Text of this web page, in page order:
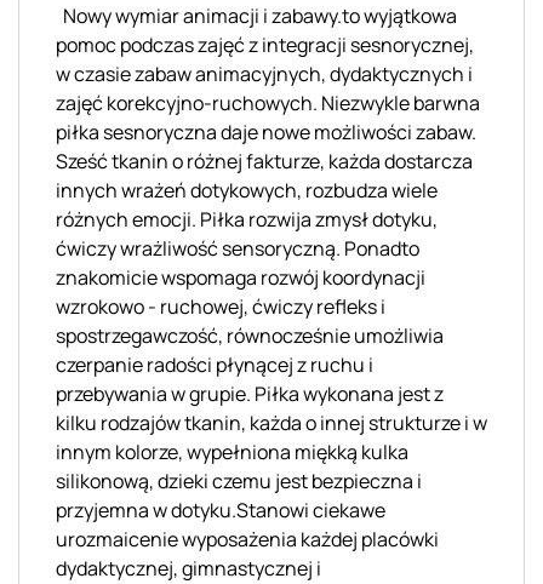
Nowy wymiar animacji i zabawy.to wyjątkowa
pomoc podczas zajęć z integracji sesnorycznej,
w czasie zabaw animacyjnych, dydaktycznych i
zajęć korekcyjno-ruchowych. Niezwykle barwna
piłka sesnoryczna daje nowe możliwości zabaw.
Sześć tkanin o różnej fakturze, każda dostarcza
innych wrażeń dotykowych, rozbudza wiele
różnych emocji. Piłka rozwija zmysł dotyku,
ćwiczy wrażliwość sensoryczną. Ponadto
znakomicie wspomaga rozwój koordynacji
wzrokowo - ruchowej, ćwiczy refleks i
spostrzegawczość, równocześnie umożliwia
czerpanie radości płynącej z ruchu i
przebywania w grupie. Piłka wykonana jest z
kilku rodzajów tkanin, każda o innej strukturze i w
innym kolorze, wypełniona miękką kulka
silikonową, dzieki czemu jest bezpieczna i
przyjemna w dotyku.Stanowi ciekawe
urozmaicenie wyposażenia każdej placówki
dydaktycznej, gimnastycznej i